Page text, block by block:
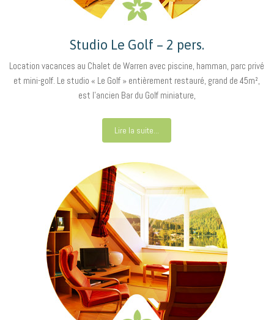
Studio Le Golf – 2 pers.
Location vacances au Chalet de Warren avec piscine, hamman, parc privé
et mini-golf. Le studio « Le Golf » entièrement restauré, grand de 45m²,
est l’ancien Bar du Golf miniature,
Lire la suite...